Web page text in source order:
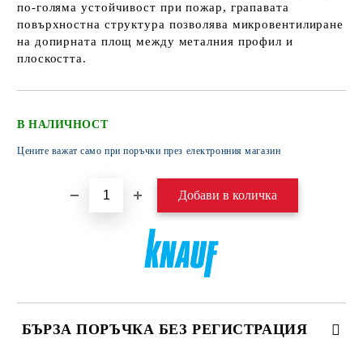
по-голяма устойчивост при пожар, грапавата
повърхностна структура позволява микровентилиране
на допирната площ между металния профил и
плоскостта.
В НАЛИЧНОСТ
Цените важат само при поръчки през електронния магазин
БЪРЗА ПОРЪЧКА БЕЗ РЕГИСТРАЦИЯ